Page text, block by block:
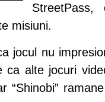
misiuni.
jocul nu
ca alte jocuri
“Shinobi”